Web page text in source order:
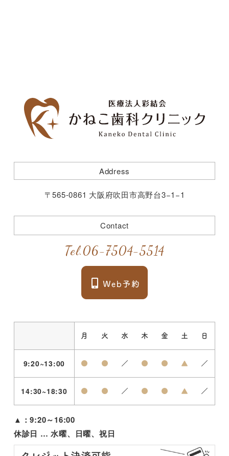
Address
〒565-0861 大阪府吹田市高野台3−1−1
Contact
Tel.06-7504-5514
月 火 水 木 金 土 日
9:20~13:00 ● ● ／ ● ● ▲ ／
14:30~18:30 ● ● ／ ● ● ▲ ／
▲：9:20～16:00
休診日 … 水曜、日曜、祝日